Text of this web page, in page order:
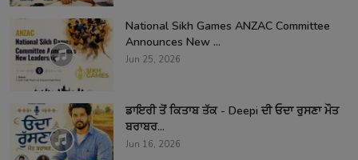
National Sikh Games ANZAC Committee
Announces New ...
Jun 25, 2026
ਡਾਇਰੀ ਤੋਂ ਕਿਤਾਬ ਤੱਕ - Deepi ਦੀ ਓਦਾ ਰੁਸਣਾ ਮੌਤ
ਬਰਾਬਰ...
Jun 16, 2026